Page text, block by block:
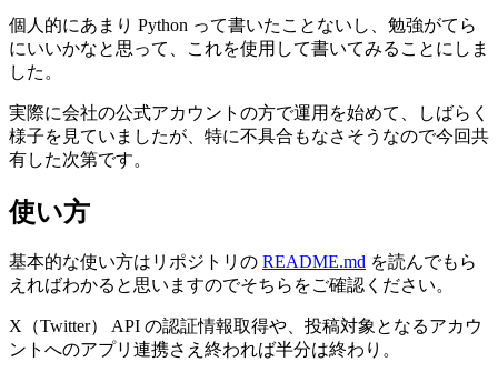
個人的にあまり Python って書いたことないし、勉強がてら
にいいかなと思って、これを使用して書いてみることにしま
した。
実際に会社の公式アカウントの方で運用を始めて、しばらく
様子を見ていましたが、特に不具合もなさそうなので今回共
有した次第です。
使い方
基本的な使い方はリポジトリの README.md を読んでもら
えればわかると思いますのでそちらをご確認ください。
X（Twitter） API の認証情報取得や、投稿対象となるアカウ
ントへのアプリ連携さえ終われば半分は終わり。